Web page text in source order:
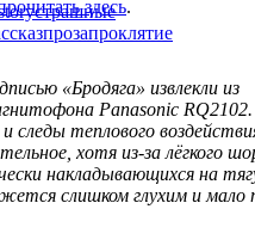
здесь.
«Бродяга» извлекли из
Panasonic
следы теплового
хотя из-за лёгкого
накладывающихся на
слишком глухим и
страшные
прозапроклятие